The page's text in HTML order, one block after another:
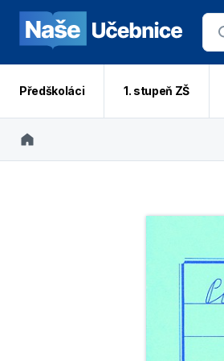
Předškoláci 1. stupeň ZŠ